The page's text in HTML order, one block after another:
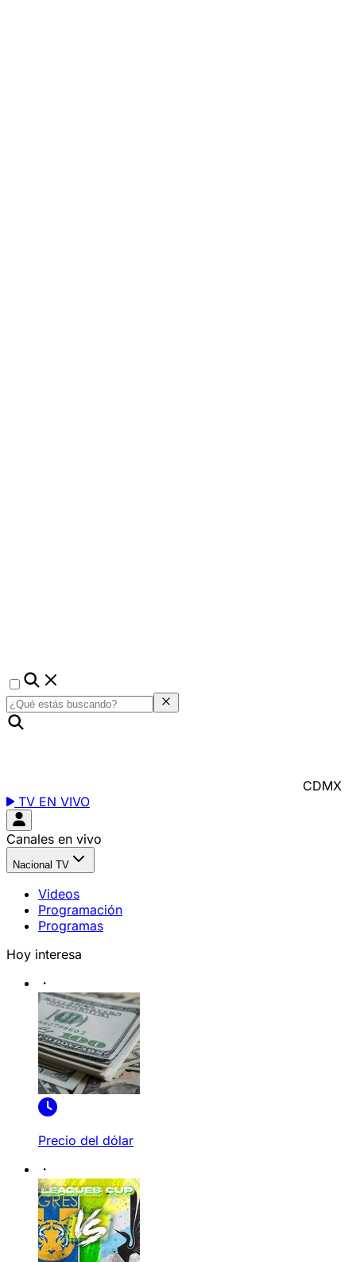
CDMX
TV EN VIVO
Canales en vivo
Nacional TV
Videos
Programación
Programas
Hoy interesa
Precio del dólar